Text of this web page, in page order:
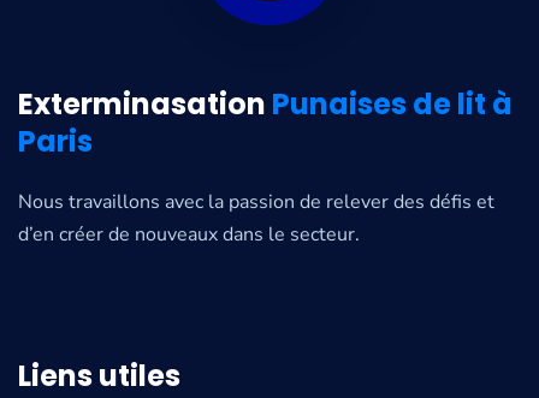
Exterminasation Punaises de lit à
Paris
Nous travaillons avec la passion de relever des défis et
d’en créer de nouveaux dans le secteur.
Liens utiles